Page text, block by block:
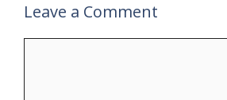
Leave a Comment